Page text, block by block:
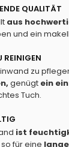
QUALITÄT
aus
und ein
REINIGEN
zu
genügt ein
Tuch.
ist
für eine